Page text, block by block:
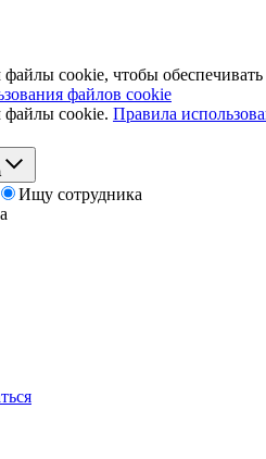
cookie, чтобы обеспечивать
файлов cookie
cookie. Правила
Ищу сотрудника